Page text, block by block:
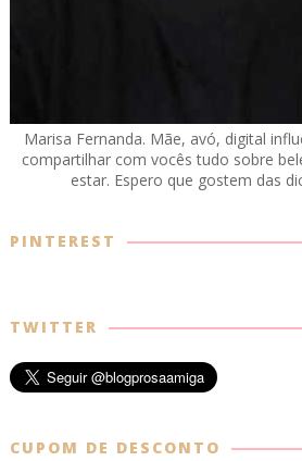
Marisa Fernanda. Mãe, avó, digital
compartilhar com vocês tudo sobre
estar. Espero que gostem das
PINTEREST
TWITTER
CUPOM DE DESCONTO